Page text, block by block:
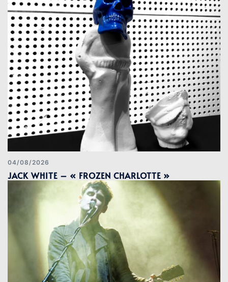
04/08/2026
JACK WHITE – « FROZEN CHARLOTTE »